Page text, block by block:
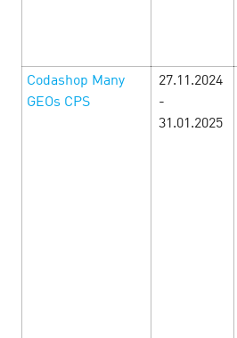
Месяц Путешествий
Отправляйтесь в тур по
июня в CityAds - Месяц
границы и врывайтесь в лето
офферами, уникальными акциями
Codashop Many
GEOs CPS
27.11.2024
-
31.01.2025